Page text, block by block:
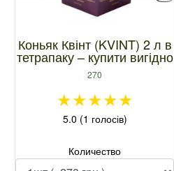
Коньяк Квінт (KVINT) 2 л в
тетрапаку – купити вигідно
270
★★★★★
5.0 (1 голосів)
Количество